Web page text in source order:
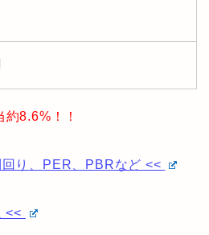
8.6%！！
り、PER、PBRなど <<
<<